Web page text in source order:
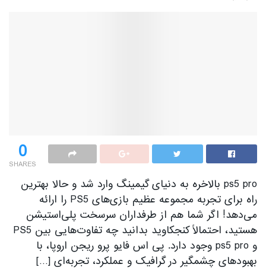
0
SHARES
ps5 pro بالاخره به دنیای گیمینگ وارد شد و حالا بهترین
راه برای تجربه مجموعه عظیم بازی‌های PS5 را ارائه
می‌دهد! اگر شما هم از طرفداران سرسخت پلی‌استیشن
هستید، احتمالاً کنجکاوید بدانید چه تفاوت‌هایی بین PS5
و ps5 pro وجود دارد. پی اس فایو پرو ریجن اروپا، با
بهبودهای چشمگیر در گرافیک و عملکرد، تجربه‌ای […]